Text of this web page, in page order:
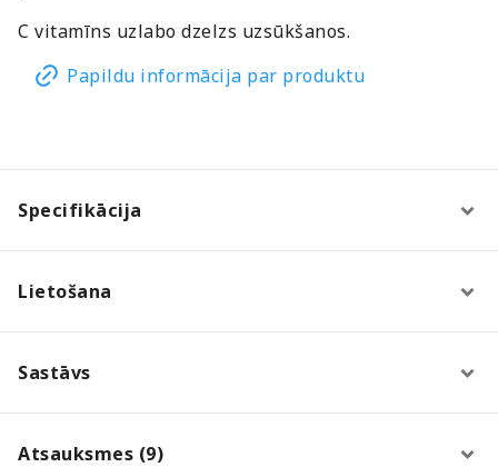
C vitamīns uzlabo dzelzs uzsūkšanos.
Papildu informācija par produktu
Specifikācija
Lietošana
Sastāvs
Atsauksmes (9)